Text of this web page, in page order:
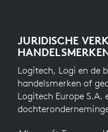
JURIDISCHE
Logitech, Logi en de
handelsmerken of
Logitech Europe S.A.